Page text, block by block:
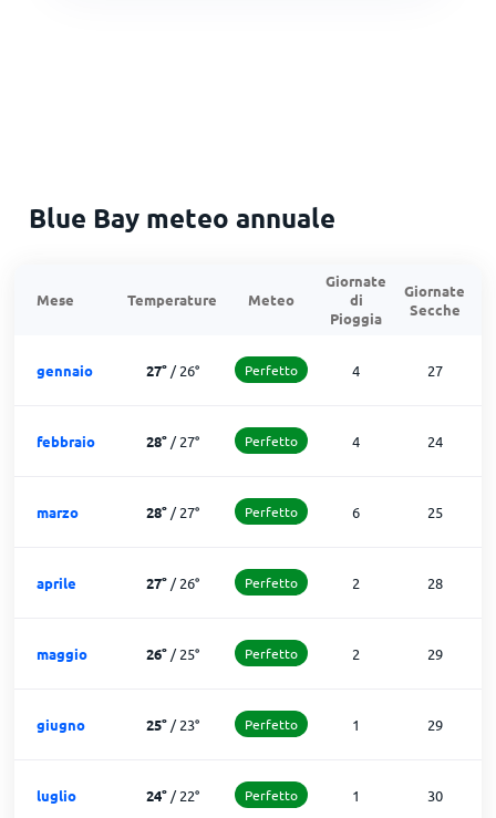
Blue Bay meteo annuale
Mese Temperature Meteo
Giornate
di
Pioggia
Giornate
Secche
gennaio 27°/26° Perfetto 4 27
febbraio 28°/27° Perfetto 4 24
marzo 28°/27° Perfetto 6 25
aprile 27°/26° Perfetto 2 28
maggio 26°/25° Perfetto 2 29
giugno 25°/23° Perfetto 1 29
luglio 24°/22° Perfetto 1 30